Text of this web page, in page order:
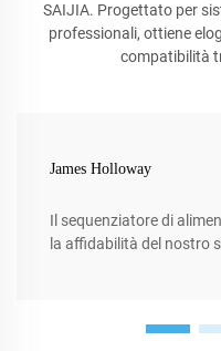
SAIJIA. Progettato per
professionali, ottiene
compatibilità
James Holloway
Il sequenziatore di
la affidabilità del nostro